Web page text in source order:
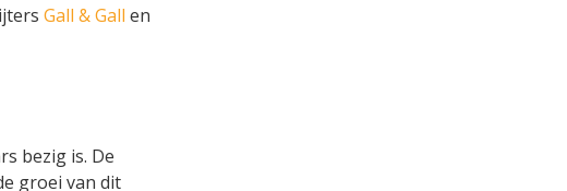
Gall & Gall en
bezig is. De
groei van dit